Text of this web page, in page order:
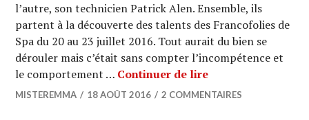
l’autre, son technicien Patrick Alen. Ensemble, ils
partent à la découverte des talents des Francofolies de
Spa du 20 au 23 juillet 2016. Tout aurait du bien se
dérouler mais c’était sans compter l’incompétence et
le comportement … Continuer de lireFRANCO & CASH
MISTEREMMA 18 AOÛT 2016 2 COMMENTAIRES